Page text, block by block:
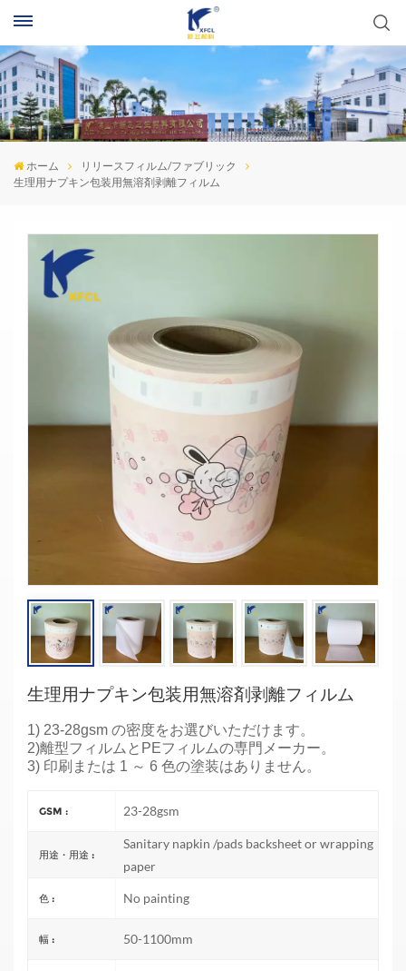
ホーム
リリースフィルム/ファブリック
生理用ナプキン包装用無溶剤剥離フィルム
生理用ナプキン包装用無溶剤剥離フィルム
1) 23-28gsm の密度をお選びいただけます。
2)離型フィルムとPEフィルムの専門メーカー。
3) 印刷または 1 ～ 6 色の塗装はありません。
GSM : 23-28gsm
用途・用途 :
Sanitary napkin /pads backsheet or wrapping
paper
色 : No painting
幅 : 50-1100mm